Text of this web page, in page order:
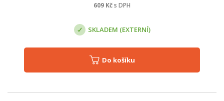
609 Kčs DPH
SKLADEM (EXTERNÍ)
Do košíku